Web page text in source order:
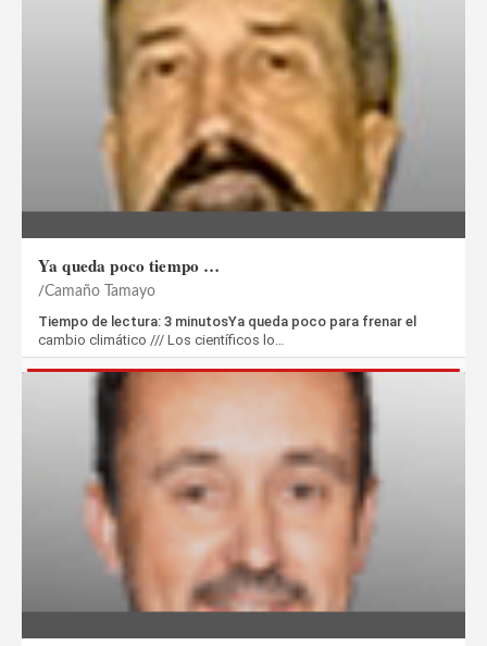
Ya queda poco tiempo …
Camaño Tamayo
Tiempo de lectura: 3 minutosYa queda poco para frenar el
cambio climático /// Los científicos lo…